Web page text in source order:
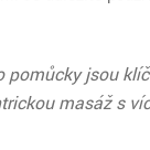
pomůcky jsou
masáž s